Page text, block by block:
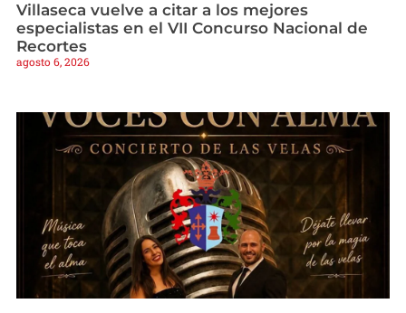
Villaseca vuelve a citar a los mejores
especialistas en el VII Concurso Nacional de
Recortes
agosto 6, 2026